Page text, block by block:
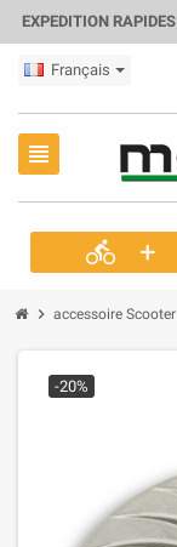
EXPEDITION RAPIDES
Français
view_headline
directions_bike +
chevron_right accessoire Scooter
-20%